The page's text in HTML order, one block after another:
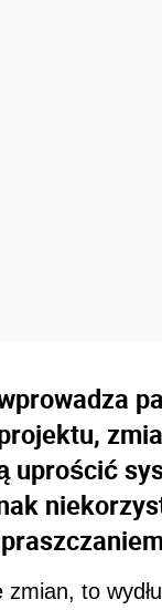
uprościć
zmian, to